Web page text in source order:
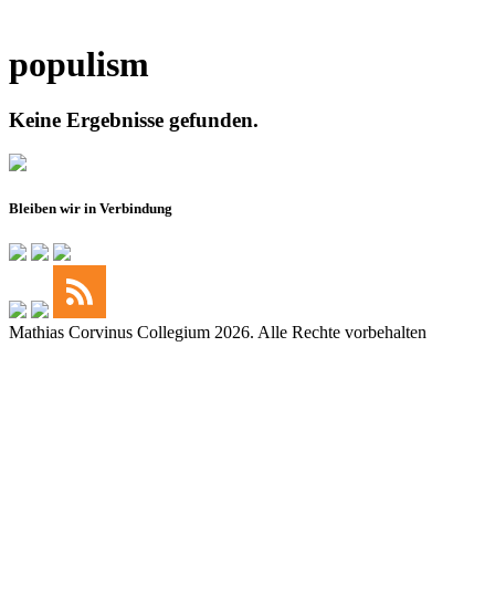
populism
Keine Ergebnisse gefunden.
Bleiben wir in Verbindung
Mathias Corvinus Collegium 2026. Alle Rechte vorbehalten